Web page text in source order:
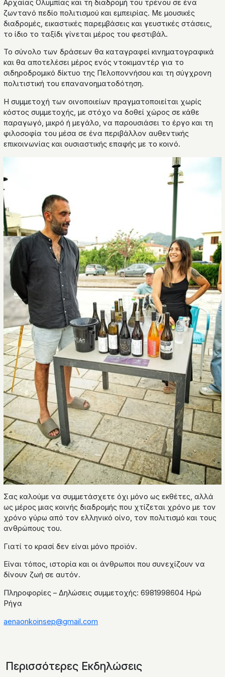
Αρχαίας Ολυμπίας και τη διαδρομή του τρένου σε ένα
ζωντανό πεδίο πολιτισμού και εμπειρίας. Με μουσικές
διαδρομές, εικαστικές παρεμβάσεις και γευστικές στάσεις,
το ίδιο το ταξίδι γίνεται μέρος του φεστιβάλ.
Το σύνολο των δράσεων θα καταγραφεί κινηματογραφικά
και θα αποτελέσει μέρος ενός ντοκιμαντέρ για το
σιδηροδρομικό δίκτυο της Πελοποννήσου και τη σύγχρονη
πολιτιστική του επανανοηματοδότηση.
Η συμμετοχή των οινοποιείων πραγματοποιείται χωρίς
κόστος συμμετοχής, με στόχο να δοθεί χώρος σε κάθε
παραγωγό, μικρό ή μεγάλο, να παρουσιάσει το έργο και τη
φιλοσοφία του μέσα σε ένα περιβάλλον αυθεντικής
επικοινωνίας και ουσιαστικής επαφής με το κοινό.
Σας καλούμε να συμμετάσχετε όχι μόνο ως εκθέτες, αλλά
ως μέρος μιας κοινής διαδρομής που χτίζεται χρόνο με τον
χρόνο γύρω από τον ελληνικό οίνο, τον πολιτισμό και τους
ανθρώπους του.
Γιατί το κρασί δεν είναι μόνο προϊόν.
Είναι τόπος, ιστορία και οι άνθρωποι που συνεχίζουν να
δίνουν ζωή σε αυτόν.
Πληροφορίες – Δηλώσεις συμμετοχής: 6981998604 Ηρώ
Ρήγα
aenaonkoinsep@gmail.com
Περισσότερες Εκδηλώσεις